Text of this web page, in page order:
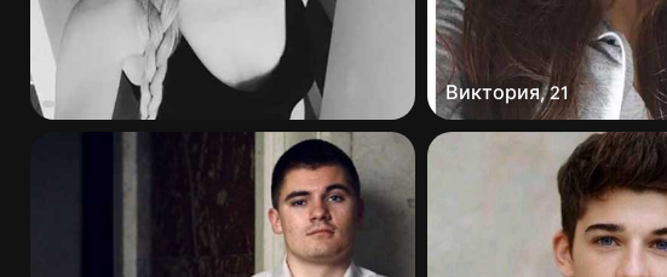
Виктория,21